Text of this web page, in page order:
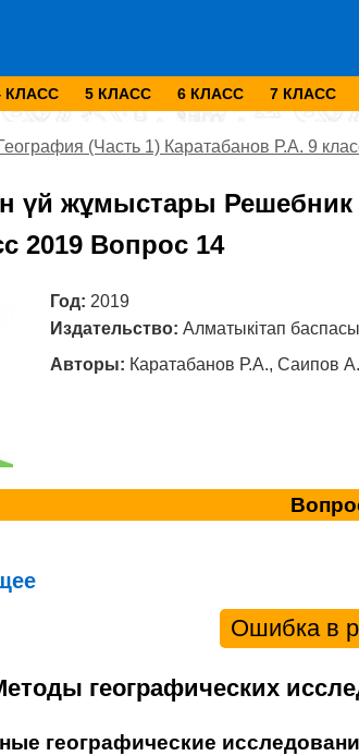
КЛАСС 5 КЛАСС 6 КЛАСС 7 КЛАСС
(Часть 1) Каратабанов Р.А. 9
үй жұмыстары Решебник
2019 Вопрос 14
Год: 2019
Издательство: Алматыкітап баспасы
Авторы: Каратабанов Р.А., Саипов
Ошибка в
географических
географические